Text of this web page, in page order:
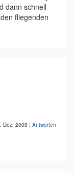
dann schnell
fliegenden
Dez. 2008 | Antworten